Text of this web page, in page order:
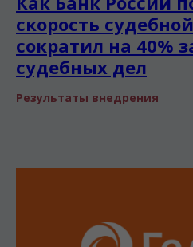
скорость
сократил на 40%
судебных дел
Результаты внедрения